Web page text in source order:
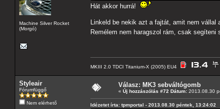
Machine Silver Rocket
(Morgó)
Hát akkor hurrá!
Linkeld be nekik azt a fajtát, amit nem
Remélem nem haragszol rám, csak
MKIII 2.0 TDCI Titanium-X (2005) EU4
Styleair
Fórumfüggő
Nem elérhető
Válasz: MK3 sebváltógomb
« Új hozzászólás #72 Dátum: 2013.08.30
Idézetet írta: tpmportal - 2013.08.30 péntek, 13:24:02